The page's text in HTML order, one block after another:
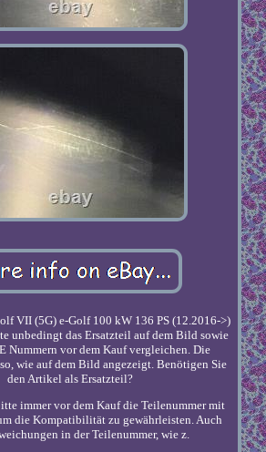
VII (5G) e-Golf 100 kW 136 PS (12.2016->)
unbedingt das Ersatzteil auf dem Bild sowie
Nummern vor dem Kauf vergleichen. Die
wie auf dem Bild angezeigt. Benötigen Sie
den Artikel als Ersatzteil?
immer vor dem Kauf die Teilenummer mit
die Kompatibilität zu gewährleisten. Auch
in der Teilenummer, wie z.